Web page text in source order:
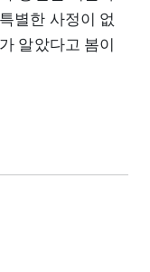
별한 사정이 없
알았다고 봄이